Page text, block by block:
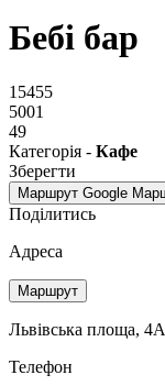
Бебі бар
15455
5001
49
Категорія - Кафе
Зберегти
Маршрут Google
Поділитись
Адреса
Маршрут
Львівська площа, 4А
Телефон